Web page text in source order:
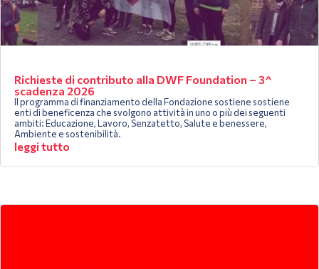
Richieste di contributo alla DWF Foundation – 3^
scadenza 2026
Il programma di finanziamento della Fondazione sostiene sostiene
enti di beneficenza che svolgono attività in uno o più dei seguenti
ambiti: Educazione, Lavoro, Senzatetto, Salute e benessere,
Ambiente e sostenibilità.
leggi tutto